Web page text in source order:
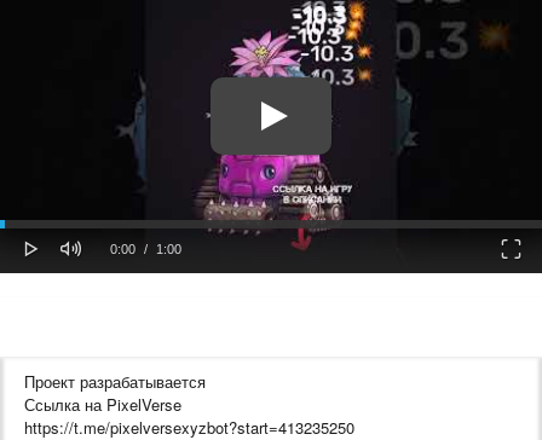
Current
0:00 / Duration
1:00
Проект разрабатывается
Ссылка на PixelVerse
https://t.me/pixelversexyzbot?start=413235250